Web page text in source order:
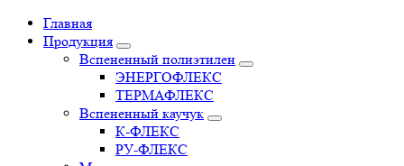
Главная
Продукция
Вспененный полиэтилен
ЭНЕРГОФЛЕКС
ТЕРМАФЛЕКС
Вспененный каучук
К-ФЛЕКС
РУ-ФЛЕКС